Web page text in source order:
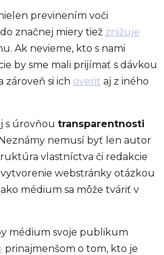
previnením voči
značnej miery tiež znižuje
Ak nevieme, kto s nami
by sme mali prijímať s dávkou
zároveň si ich overiť aj z iného
s úrovňou transparentnosti
nemusí byť len autor
vlastníctva či redakcie
vytvorenie webstránky otázkou
médium sa môže tváriť v
médium svoje publikum
prinajmenšom o tom, kto je